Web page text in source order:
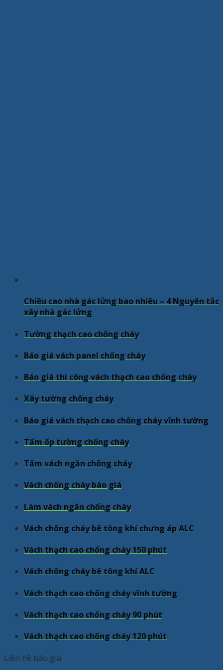
Chiều cao nhà gác lửng bao nhiêu – 4 Nguyên tắc
xây nhà gác lửng
Tường thạch cao chống cháy
Báo giá vách panel chống cháy
Báo giá thi công vách thạch cao chống cháy
Xây tường chống cháy
Báo giá vách thạch cao chống cháy vĩnh tường
Tấm ốp tường chống cháy
Tấm vách ngăn chống cháy
Vách chống cháy báo giá
Làm vách ngăn chống cháy
Vách chống cháy bê tông khí chưng áp ALC
Vách thạch cao chống cháy 150 phút
Vách chống cháy bê tông khí ALC
Vách thạch cao chống cháy vĩnh tường
Vách thạch cao chống cháy 90 phút
Vách thạch cao chống cháy 120 phút
Liên hệ báo giá